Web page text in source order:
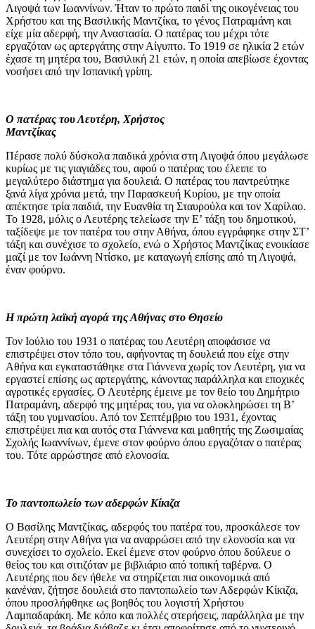
Λιγοψά των Ιωαννίνων. Ήταν το πρώτο παιδί της οικογένειας του
Χρήστου και της Βασιλικής Μαντζίκα, το γένος Πατραμάνη και
είχε μία αδερφή, την Αναστασία. Ο πατέρας του μέχρι τότε
εργαζόταν ως αρτεργάτης στην Αίγυπτο. Το 1919 σε ηλικία 2 ετών
έχασε τη μητέρα του, Βασιλική 21 ετών, η οποία απεβίωσε έχοντας
νοσήσει από την Ισπανική γρίπη.
Ο πατέρας του Λευτέρη, Χρήστος
Μαντζίκας
Πέρασε πολύ δύσκολα παιδικά χρόνια στη Λιγοψά όπου μεγάλωσε
κυρίως με τις γιαγιάδες του, αφού ο πατέρας του έλειπε το
μεγαλύτερο διάστημα για δουλειά. Ο πατέρας του παντρεύτηκε
ξανά λίγα χρόνια μετά, την Παρασκευή Κυρίου, με την οποία
απέκτησε τρία παιδιά, την Ευανθία τη Σταυρούλα και τον Χαρίλαο.
Το 1928, μόλις ο Λευτέρης τελείωσε την Ε’ τάξη του δημοτικού,
ταξίδεψε με τον πατέρα του στην Αθήνα, όπου εγγράφηκε στην ΣΤ’
τάξη και συνέχισε το σχολείο, ενώ ο Χρήστος Μαντζίκας ενοικίασε
μαζί με τον Ιωάννη Ντίσκο, με καταγωγή επίσης από τη Λιγοψά,
έναν φούρνο.
Η πρώτη λαϊκή αγορά της Αθήνας στο Θησείο
Τον Ιούλιο του 1931 ο πατέρας του Λευτέρη αποφάσισε να
επιστρέψει στον τόπο του, αφήνοντας τη δουλειά που είχε στην
Αθήνα και εγκαταστάθηκε στα Γιάννενα χωρίς τον Λευτέρη, για να
εργαστεί επίσης ως αρτεργάτης, κάνοντας παράλληλα και εποχικές
αγροτικές εργασίες. Ο Λευτέρης έμεινε με τον θείο του Δημήτριο
Πατραμάνη, αδερφό της μητέρας του, για να ολοκληρώσει τη Β’
τάξη του γυμνασίου. Από τον Σεπτέμβριο του 1931, έχοντας
επιστρέψει πια και αυτός στα Γιάννενα και μαθητής της Ζωσιμαίας
Σχολής Ιωαννίνων, έμενε στον φούρνο όπου εργαζόταν ο πατέρας
του. Τότε αρρώστησε από ελονοσία.
Το παντοπωλείο των αδερφών Κίκιζα
Ο Βασίλης Μαντζίκας, αδερφός του πατέρα του, προσκάλεσε τον
Λευτέρη στην Αθήνα για να αναρρώσει από την ελονοσία και να
συνεχίσει το σχολείο. Εκεί έμενε στον φούρνο όπου δούλευε ο
θείος του και σιτιζόταν με βιβλιάριο από τοπική ταβέρνα. Ο
Λευτέρης που δεν ήθελε να στηρίζεται πια οικονομικά από
κανέναν, ζήτησε δουλειά στο παντοπωλείο των Αδερφών Κίκιζα,
όπου προσλήφθηκε ως βοηθός του λογιστή Χρήστου
Λαμπαδαράκη. Με κόπο και πολλές στερήσεις, παράλληλα με την